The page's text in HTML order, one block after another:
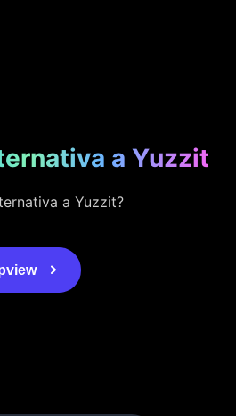
a Yuzzit
a Yuzzit?